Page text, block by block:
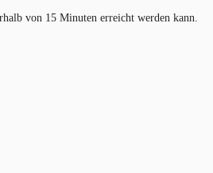
von 15 Minuten erreicht werden kann.